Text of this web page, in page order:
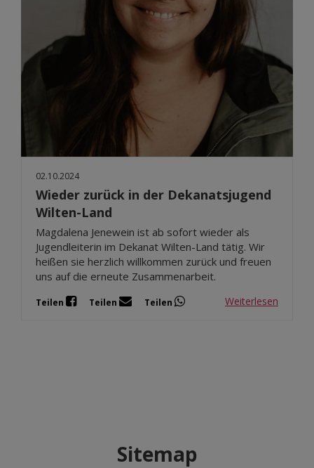
02.10.2024
Wieder zurück in der Dekanatsjugend
Wilten-Land
Magdalena Jenewein ist ab sofort wieder als
Jugendleiterin im Dekanat Wilten-Land tätig. Wir
heißen sie herzlich willkommen zurück und freuen
uns auf die erneute Zusammenarbeit.
Teilen Teilen Teilen Weiterlesen
Sitemap